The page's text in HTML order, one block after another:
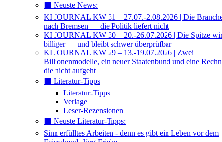
⬛️ Neuste News:
KI JOURNAL KW 31 – 27.07.-2.08.2026 | Die
nach Bremsen — die Politik liefert nicht
KI JOURNAL KW 30 – 20.-26.07.2026 | Die Spitze
billiger — und bleibt schwer überprüfbar
KI JOURNAL KW 29 – 13.-19.07.2026 | Zwei
Billionenmodelle, ein neuer Staatenbund und eine
die nicht aufgeht
⬛️ Literatur-Tipps
Literatur-Tipps
Verlage
Leser-Rezensionen
⬛️ Neuste Literatur-Tipps:
Sinn erfülltes Arbeiten - denn es gibt ein Leben vor dem